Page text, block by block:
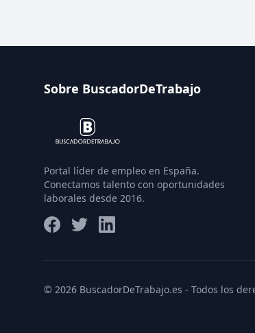
Sobre BuscadorDeTrabajo
Portal líder de empleo en España.
Conectamos talento con oportunidades
laborales desde 2016.
© 2026 BuscadorDeTrabajo.es - Todos los